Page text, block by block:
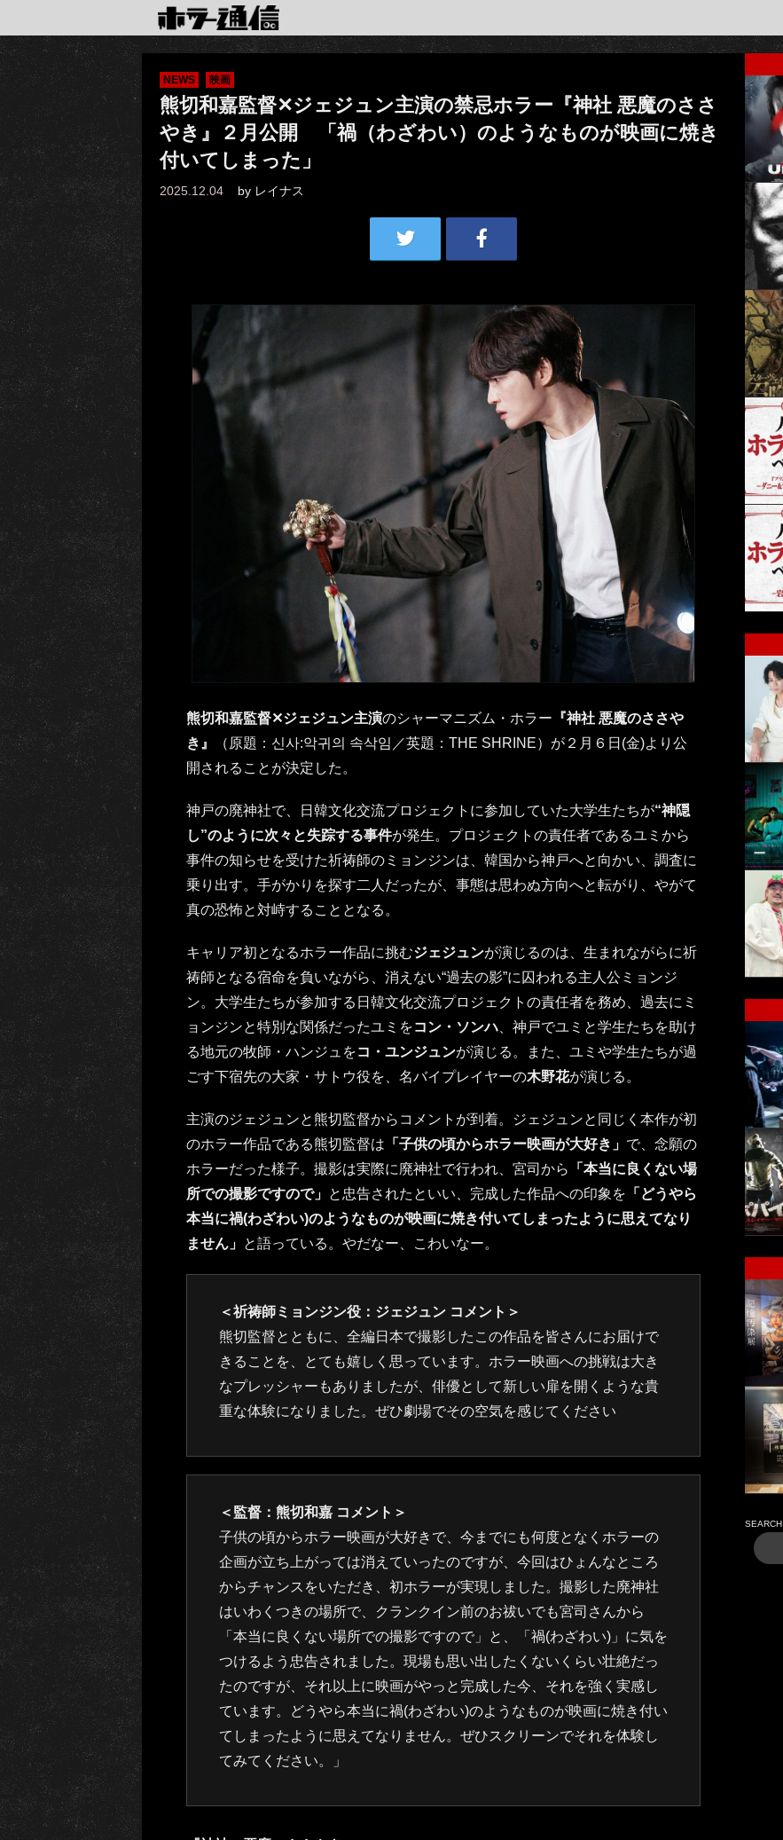
NEWS 映画
熊切和嘉監督✕ジェジュン主演の禁忌ホラー『神社 悪魔のささ
やき』２月公開 「禍（わざわい）のようなものが映画に焼き
付いてしまった」
2025.12.04 by レイナス
熊切和嘉監督✕ジェジュン主演のシャーマニズム・ホラー 『神社 悪魔のささや
き』
（原題：신사:악귀의 속삭임／英題：THE SHRINE）が２月６日(金)より公
開されることが決定した。
神戸の廃神社で、日韓文化交流プロジェクトに参加していた大学生たちが“神隠
し”のように次々と失踪する事件が発生。プロジェクトの責任者であるユミから
事件の知らせを受けた祈祷師のミョンジンは、韓国から神戸へと向かい、調査に
乗り出す。手がかりを探す二人だったが、事態は思わぬ方向へと転がり、やがて
真の恐怖と対峙することとなる。
キャリア初となるホラー作品に挑むジェジュンが演じるのは、生まれながらに祈
祷師となる宿命を負いながら、消えない“過去の影”に囚われる主人公ミョンジ
ン。大学生たちが参加する日韓文化交流プロジェクトの責任者を務め、過去にミ
ョンジンと特別な関係だったユミをコン・ソンハ 、神戸でユミと学生たちを助け
る地元の牧師・ハンジュをコ・ユンジュンが演じる。また、ユミや学生たちが過
ごす下宿先の大家・サトウ役を、名バイプレイヤーの木野花が演じる。
主演のジェジュンと熊切監督からコメントが到着。ジェジュンと同じく本作が初
のホラー作品である熊切監督は 「子供の頃からホラー映画が大好き」 で、念願の
ホラーだった様子。撮影は実際に廃神社で行われ、宮司から
「本当に良くない場
所での撮影ですので」 と忠告されたといい、完成した作品への印象を 「どうやら
本当に禍(わざわい)のようなものが映画に焼き付いてしまったように思えてなり
ません」 と語っている。やだなー、こわいなー。
＜祈祷師ミョンジン役：ジェジュン コメント＞
熊切監督とともに、全編日本で撮影したこの作品を皆さんにお届けで
きることを、とても嬉しく思っています。ホラー映画への挑戦は大き
なプレッシャーもありましたが、俳優として新しい扉を開くような貴
重な体験になりました。ぜひ劇場でその空気を感じてください
＜監督：熊切和嘉 コメント＞
子供の頃からホラー映画が大好きで、今までにも何度となくホラーの
企画が立ち上がっては消えていったのですが、今回はひょんなところ
からチャンスをいただき、初ホラーが実現しました。撮影した廃神社
はいわくつきの場所で、クランクイン前のお祓いでも宮司さんから
「本当に良くない場所での撮影ですので」と、「禍(わざわい)」に気を
つけるよう忠告されました。現場も思い出したくないくらい壮絶だっ
たのですが、それ以上に映画がやっと完成した今、それを強く実感し
ています。どうやら本当に禍(わざわい)のようなものが映画に焼き付い
てしまったように思えてなりません。ぜひスクリーンでそれを体験し
てみてください。」
SEARCH